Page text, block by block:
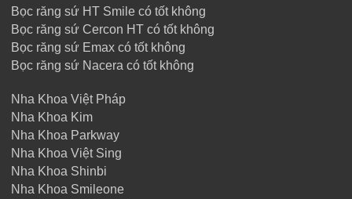
Bọc răng sứ HT Smile có tốt không
Bọc răng sứ Cercon HT có tốt không
Bọc răng sứ Emax có tốt không
Bọc răng sứ Nacera có tốt không
Nha Khoa Việt Pháp
Nha Khoa Kim
Nha Khoa Parkway
Nha Khoa Việt Sing
Nha Khoa Shinbi
Nha Khoa Smileone